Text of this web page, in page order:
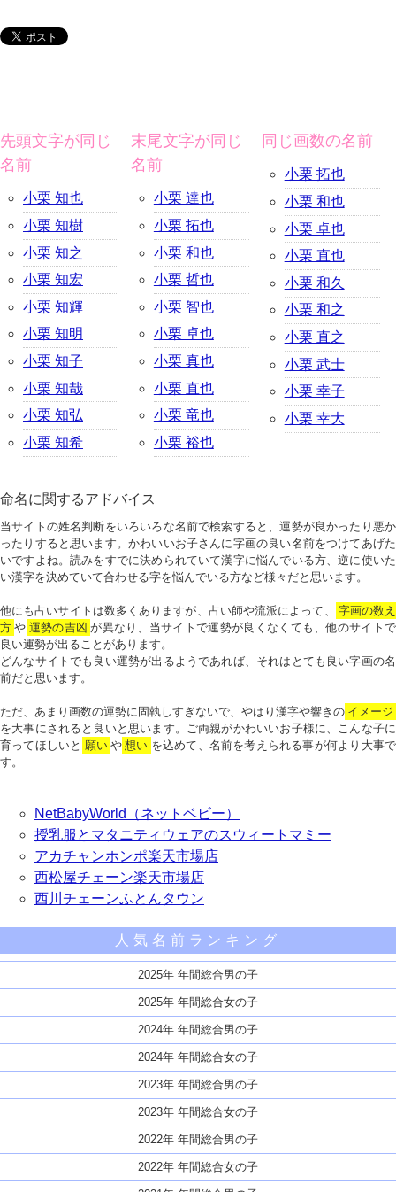
先頭文字が同じ
名前
小栗 知也
小栗 知樹
小栗 知之
小栗 知宏
小栗 知輝
小栗 知明
小栗 知子
小栗 知哉
小栗 知弘
小栗 知希
末尾文字が同じ
名前
小栗 達也
小栗 拓也
小栗 和也
小栗 哲也
小栗 智也
小栗 卓也
小栗 真也
小栗 直也
小栗 竜也
小栗 裕也
同じ画数の名前
小栗 拓也
小栗 和也
小栗 卓也
小栗 直也
小栗 和久
小栗 和之
小栗 直之
小栗 武士
小栗 幸子
小栗 幸大
命名に関するアドバイス
当サイトの姓名判断をいろいろな名前で検索すると、運勢が良かったり悪か
ったりすると思います。かわいいお子さんに字画の良い名前をつけてあげた
いですよね。読みをすでに決められていて漢字に悩んでいる方、逆に使いた
い漢字を決めていて合わせる字を悩んでいる方など様々だと思います。
他にも占いサイトは数多くありますが、占い師や流派によって、
字画の数え
方 や 運勢の吉凶 が異なり、当サイトで運勢が良くなくても、他のサイトで
良い運勢が出ることがあります。
どんなサイトでも良い運勢が出るようであれば、それはとても良い字画の名
前だと思います。
ただ、あまり画数の運勢に固執しすぎないで、やはり漢字や響きの イメージ
を大事にされると良いと思います。ご両親がかわいいお子様に、こんな子に
育ってほしいと 願い や 想い を込めて、名前を考えられる事が何より大事で
す。
NetBabyWorld（ネットベビー）
授乳服とマタニティウェアのスウィートマミー
アカチャンホンポ楽天市場店
西松屋チェーン楽天市場店
西川チェーンふとんタウン
人気名前ランキング
2025年 年間総合男の子
2025年 年間総合女の子
2024年 年間総合男の子
2024年 年間総合女の子
2023年 年間総合男の子
2023年 年間総合女の子
2022年 年間総合男の子
2022年 年間総合女の子